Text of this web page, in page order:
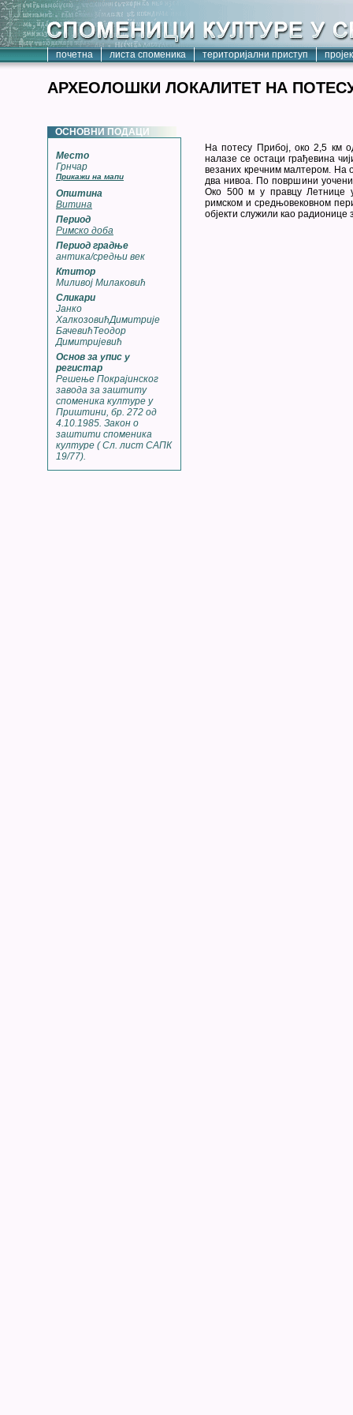
почетна листа споменика територијални приступ
АРХЕОЛОШКИ ЛОКАЛИТЕТ НА
ОСНОВНИ ПОДАЦИ
Место
Грнчар
Прикажи на мапи
Општина
Витина
Период
Римско доба
Период градње
антика/средњи век
Ктитор
Миливој Милаковић
Сликари
Јанко
ХалкозовићДимитрије
БачевићТеодор
Димитријевић
Основ за упис у
регистар
Решење Покрајинског
завода за заштиту
споменика културе у
Приштини, бр. 272 од
4.10.1985. Закон о
заштити споменика
културе ( Сл. лист САПК
19/77).
На потесу Прибој, око 2,5 км
налазе се остаци грађевина
везаних кречним малтером. На
два нивоа. По површини уочени
Око 500 м у правцу Летнице
римском и средњовековном
објекти служили као